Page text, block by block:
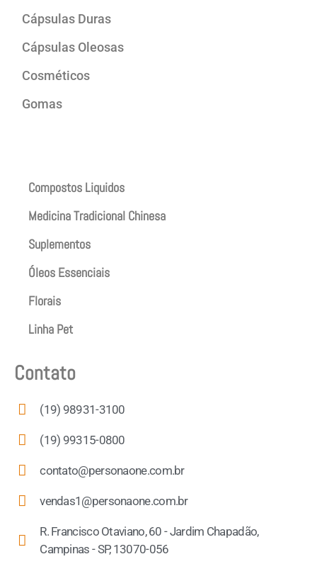
Cápsulas Duras
Cápsulas Oleosas
Cosméticos
Gomas
Compostos Liquidos
Medicina Tradicional Chinesa
Suplementos
Óleos Essenciais
Florais
Linha Pet
Contato
(19) 98931-3100
(19) 99315-0800
contato@personaone.com.br
vendas1@personaone.com.br
R. Francisco Otaviano, 60 - Jardim Chapadão,
Campinas - SP, 13070-056